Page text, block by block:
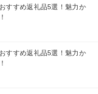
すすめ返礼品5選！魅力か
すすめ返礼品5選！魅力か